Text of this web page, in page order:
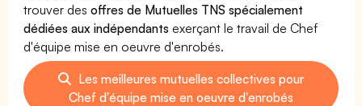
trouver desoffres de Mutuelles TNS spécialement
dédiées aux indépendants exerçant le travail de Chef
d'équipe mise en oeuvre d'enrobés.
Les meilleures mutuelles collectives pour
Chef d'équipe mise en oeuvre d'enrobés